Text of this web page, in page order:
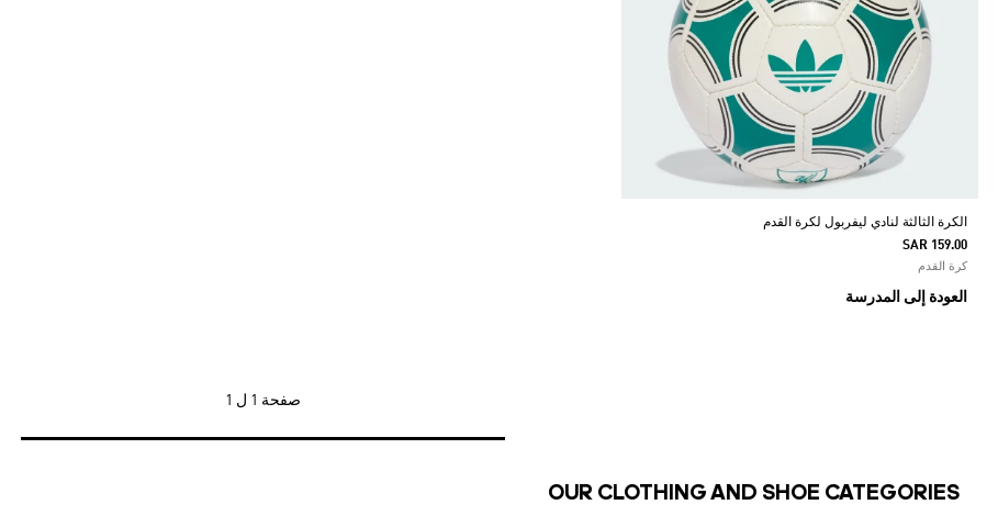
الكرة الثالثة لنادي ليفربول لكرة القدم
SAR 159.00
كرة القدم
العودة إلى المدرسة
صفحة 1 ل 1
OUR CLOTHING AND SHOE CATEGORIES